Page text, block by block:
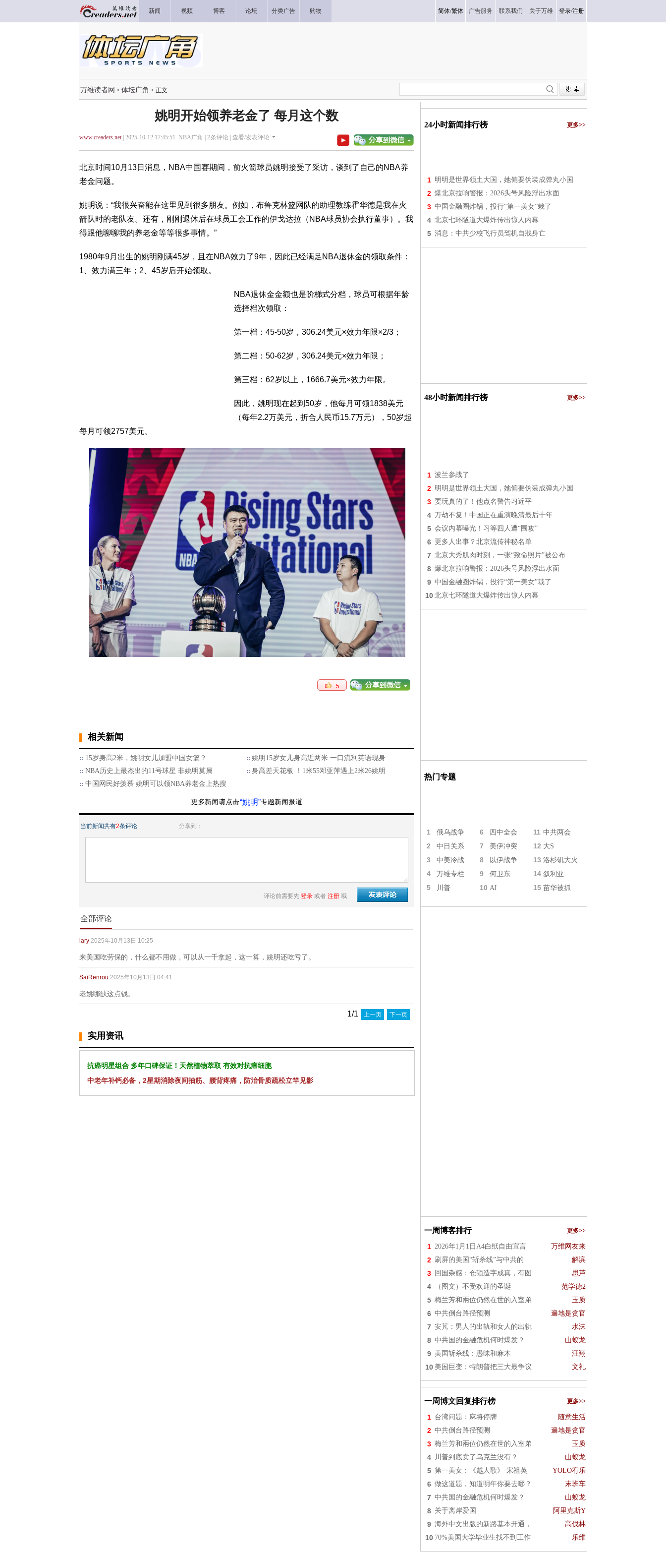
新闻 视频 博客 论坛 分类广告 购物 简体/繁体 广告服务 联系我们 关于万维 登录/注册
万维读者网 > 体坛广角 > 正文
姚明开始领养老金了 每月这个数
www.creaders.net| 2025-10-12 17:45:51 NBA广角 | 2条评论 | 查看/发表评论
北京时间10月13日消息，NBA中国赛期间，前火箭球员姚明接受了采访，谈到了自己的NBA养
老金问题。
姚明说：“我很兴奋能在这里见到很多朋友。例如，布鲁克林篮网队的助理教练霍华德是我在火
箭队时的老队友。还有，刚刚退休后在球员工会工作的伊戈达拉（NBA球员协会执行董事）。我
得跟他聊聊我的养老金等等很多事情。”
1980年9月出生的姚明刚满45岁，且在NBA效力了9年，因此已经满足NBA退休金的领取条件：
1、效力满三年；2、45岁后开始领取。
NBA退休金金额也是阶梯式分档，球员可根据年龄
选择档次领取：
第一档：45-50岁，306.24美元×效力年限×2/3；
第二档：50-62岁，306.24美元×效力年限；
第三档：62岁以上，1666.7美元×效力年限。
因此，姚明现在起到50岁，他每月可领1838美元
（每年2.2万美元，折合人民币15.7万元），50岁起
每月可领2757美元。
5
相关新闻
15岁身高2米，姚明女儿加盟中国女篮？
姚明15岁女儿身高近两米 一口流利英语现身
NBA历史上最杰出的11号球星 非姚明莫属
身高差天花板 ！1米55邓亚萍遇上2米26姚明
中国网民好羡慕 姚明可以领NBA养老金上热搜
“姚明”
当前新闻共有2条评论 分享到：
评论前需要先 登录 或者 注册 哦
全部评论
lary 2025年10月13日 10:25
来美国吃劳保的，什么都不用做，可以从一千拿起，这一算，姚明还吃亏了。
SaiRenrou 2025年10月13日 04:41
老姚哪缺这点钱。
1/1 上一页 下一页
实用资讯
抗癌明星组合 多年口碑保证！天然植物萃取 有效对抗癌细胞
中老年补钙必备，2星期消除夜间抽筋、腰背疼痛，防治骨质疏松立竿见影
24小时新闻排行榜 更多>>
1 明明是世界领土大国，她偏要伪装成弹丸小国
2 爆北京拉响警报：2026头号风险浮出水面
3 中国金融圈炸锅，投行“第一美女”栽了
4 北京七环隧道大爆炸传出惊人内幕
5 消息：中共少校飞行员驾机自戕身亡
48小时新闻排行榜 更多>>
1 波兰参战了
2 明明是世界领土大国，她偏要伪装成弹丸小国
3 要玩真的了！他点名警告习近平
4 万劫不复！中国正在重演晚清最后十年
5 会议内幕曝光！习等四人遭“围攻”
6 更多人出事？北京流传神秘名单
7 北京大秀肌肉时刻，一张“致命照片”被公布
8 爆北京拉响警报：2026头号风险浮出水面
9 中国金融圈炸锅，投行“第一美女”栽了
10 北京七环隧道大爆炸传出惊人内幕
热门专题
1 俄乌战争 6 四中全会 11 中共两会
2 中日关系 7 美伊冲突 12 大S
3 中美冷战 8 以伊战争 13 洛杉矶大火
4 万维专栏 9 何卫东 14 叙利亚
5 川普 10 AI 15 苗华被抓
一周博客排行 更多>>
1 2026年1月1日A4白纸自由宣言 万维网友来
2 刷屏的美国“斩杀线”与中共的 解滨
3 回国杂感：仓颉造字成真，有图 思芦
4 （图文）不受欢迎的圣诞 范学德2
5 梅兰芳和兩位仍然在世的入室弟 玉质
6 中共倒台路径预测 遍地是贪官
7 安芃：男人的出轨和女人的出轨 水沫
8 中共国的金融危机何时爆发？ 山蛟龙
9 美国斩杀线：愚昧和麻木 汪翔
10 美国巨变：特朗普把三大最争议 文礼
一周博文回复排行榜 更多>>
1 台湾问题：麻将停牌 随意生活
2 中共倒台路径预测 遍地是贪官
3 梅兰芳和兩位仍然在世的入室弟 玉质
4 川普到底卖了乌克兰没有？ 山蛟龙
5 第一美女：《越人歌》-宋祖英 YOLO宥乐
6 做这道题，知道明年你要去哪？ 末班车
7 中共国的金融危机何时爆发？ 山蛟龙
8 关于离岸爱国 阿里克斯Y
9 海外中文出版的新路基本开通， 高伐林
10 70%美国大学毕业生找不到工作 乐维